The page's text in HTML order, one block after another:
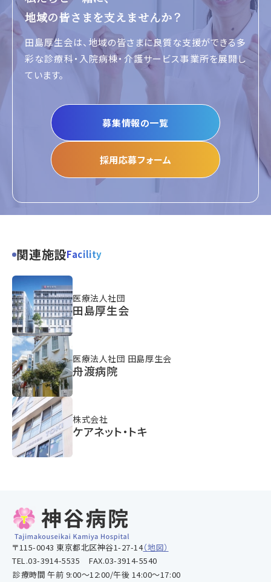
地域の皆さまを支えませんか？
田島厚生会は、地域の皆さまに良質な支援ができる多
彩な診療科・入院病棟・介護サービス事業所を展開し
ています。
募集情報の一覧
採用応募フォーム
関連施設Facility
医療法人社団
田島厚生会
医療法人社団 田島厚生会
舟渡病院
株式会社
ケアネット・トキ
〒115-0043 東京都北区神谷1-27-14（地図）
TEL.03-3914-5535
FAX.03-3914-5540
診療時間 午前 9:00～12:00/午後 14:00～17:00